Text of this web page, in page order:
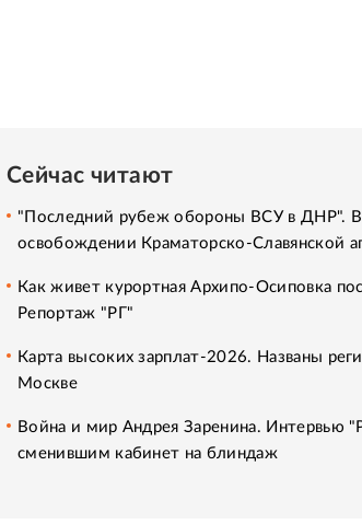
Сейчас читают
"Последний рубеж обороны ВСУ в ДНР".
освобождении Краматорско-Славянской
Как живет курортная Архипо-Осиповка
Репортаж "РГ"
Карта высоких зарплат-2026. Названы
Москве
Война и мир Андрея Заренина. Интервью
сменившим кабинет на блиндаж